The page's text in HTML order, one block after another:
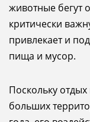
животные бегут
критически
привлекает и
пища и мусор.
Поскольку
больших